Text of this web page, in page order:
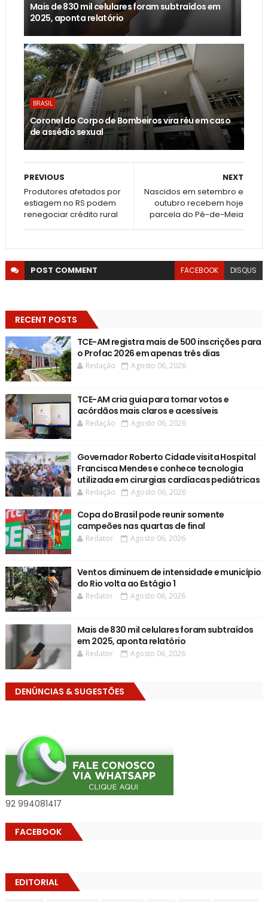
Mais de 830 mil celulares foram subtraídos em
2025, aponta relatório
BRASIL
Coronel do Corpo de Bombeiros vira réu em caso
de assédio sexual
NEXT
Nascidos em setembro e
outubro recebem hoje
parcela do Pé-de-Meia
PREVIOUS
Produtores afetados por
estiagem no RS podem
renegociar crédito rural
POST COMMENT FACEBOOK DISQUS
RECENT POSTS
TCE-AM registra mais de 500 inscrições para
o Profac 2026 em apenas três dias
Redação Agosto 06, 2026
TCE-AM cria guia para tornar votos e
acórdãos mais claros e acessíveis
Redação Agosto 06, 2026
Governador Roberto Cidade visita Hospital
Francisca Mendes e conhece tecnologia
utilizada em cirurgias cardíacas pediátricas
Redação Agosto 06, 2026
Copa do Brasil pode reunir somente
campeões nas quartas de final
Redator Agosto 06, 2026
Ventos diminuem de intensidade e município
do Rio volta ao Estágio 1
Redator Agosto 06, 2026
Mais de 830 mil celulares foram subtraídos
em 2025, aponta relatório
Redator Agosto 06, 2026
DENÚNCIAS & SUGESTÕES
92 994081417
FACEBOOK
EDITORIAL